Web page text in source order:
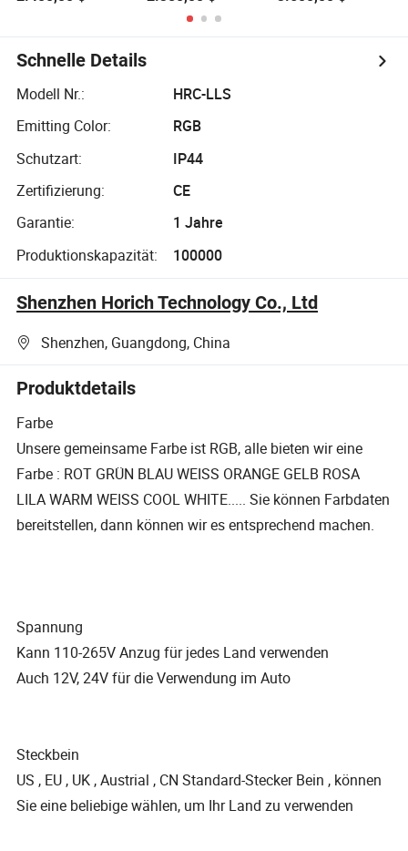
Komplett 2.5/2.5t
Schnelle Details
Modell Nr.:
HRC-LLS
Emitting Color:
RGB
Schutzart:
IP44
Zertifizierung:
CE
Garantie:
1 Jahre
Produktionskapazität:
100000
Shenzhen Horich Technology Co., Ltd
Shenzhen, Guangdong, China
Produktdetails
Farbe
Unsere gemeinsame Farbe ist RGB, alle bieten wir eine
Farbe : ROT GRÜN BLAU WEISS ORANGE GELB ROSA
LILA WARM WEISS COOL WHITE..... Sie können Farbdaten
bereitstellen, dann können wir es entsprechend machen.
Spannung
Kann 110-265V Anzug für jedes Land verwenden
Auch 12V, 24V für die Verwendung im Auto
Steckbein
US , EU , UK , Austrial , CN Standard-Stecker Bein , können
Sie eine beliebige wählen, um Ihr Land zu verwenden